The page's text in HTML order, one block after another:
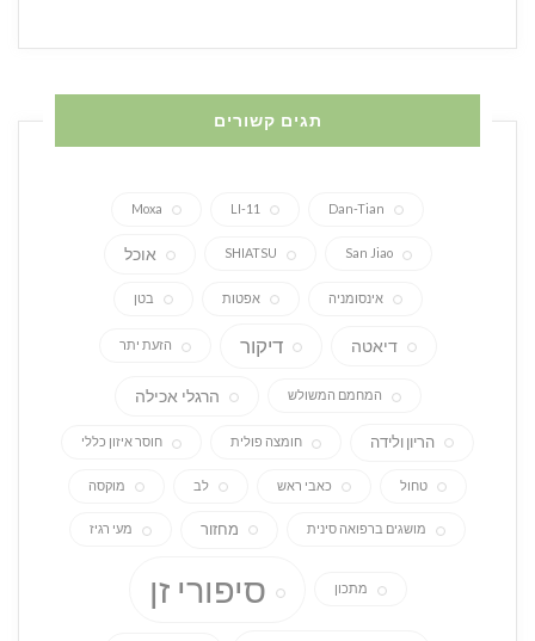
תגים קשורים
Dan-Tian
LI-11
Moxa
San Jiao
SHIATSU אוכל
אינסומניה אפטות בטן
דיאטה דיקור הזעת יתר
המחמם המשולש הרגלי אכילה
הריון ולידה חומצה פולית חוסר איזון כללי
טחול כאבי ראש לב מוקסה
מושגים ברפואה סינית מחזור מעי רגיז
מתכון סיפורי זן